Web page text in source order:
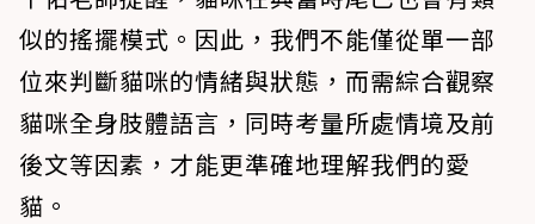
似的搖擺模式。因此，我們不能僅從單一部
位來判斷貓咪的情緒與狀態，而需綜合觀察
貓咪全身肢體語言，同時考量所處情境及前
後文等因素，才能更準確地理解我們的愛
貓。